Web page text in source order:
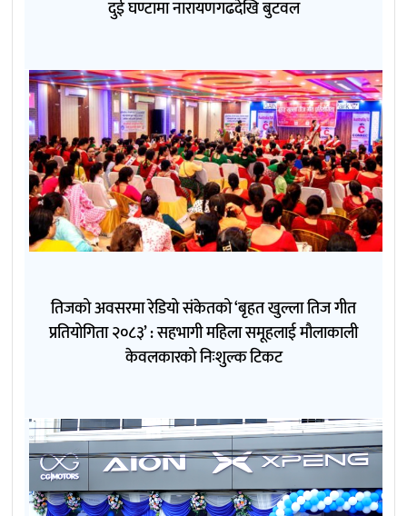
दुई घण्टामा नारायणगढदेखि बुटवल
तिजको अवसरमा रेडियो संकेतको ‘बृहत खुल्ला तिज गीत
प्रतियोगिता २०८३’ : सहभागी महिला समूहलाई मौलाकाली
केवलकारको निःशुल्क टिकट